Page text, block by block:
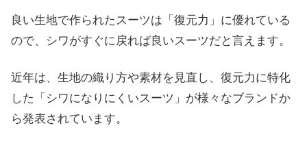
良い生地で作られたスーツは「復元力」に優れている
ので、シワがすぐに戻れば良いスーツだと言えます。
近年は、生地の織り方や素材を見直し、復元力に特化
した「シワになりにくいスーツ」が様々なブランドか
ら発表されています。